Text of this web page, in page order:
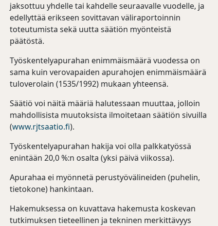
jaksottuu yhdelle tai kahdelle seuraavalle vuodelle, ja
edellyttää erikseen sovittavan väliraportoinnin
toteutumista sekä uutta säätiön myönteistä
päätöstä.
Työskentelyapurahan enimmäismäärä vuodessa on
sama kuin verovapaiden apurahojen enimmäismäärä
tuloverolain (1535/1992) mukaan yhteensä.
Säätiö voi näitä määriä halutessaan muuttaa, jolloin
mahdollisista muutoksista ilmoitetaan säätiön sivuilla
(www.rjtsaatio.fi).
Työskentelyapurahan hakija voi olla palkkatyössä
enintään 20,0 %:n osalta (yksi päivä viikossa).
Apurahaa ei myönnetä perustyövälineiden (puhelin,
tietokone) hankintaan.
Hakemuksessa on kuvattava hakemusta koskevan
tutkimuksen tieteellinen ja tekninen merkittävyys